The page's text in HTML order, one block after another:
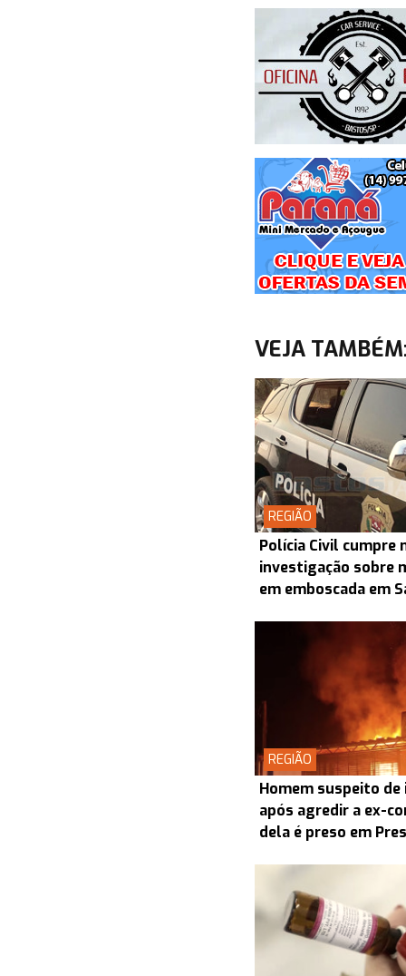
VEJA
REGIÃO
Polícia Civil cumpre
investigação sobre
em emboscada em
REGIÃO
Homem suspeito de
após agredir a ex-
dela é preso em